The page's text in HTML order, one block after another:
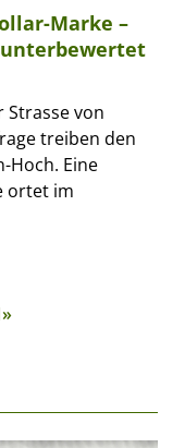
Marke –
unterbewertet
Strasse von
treiben den
Hoch. Eine
ortet im